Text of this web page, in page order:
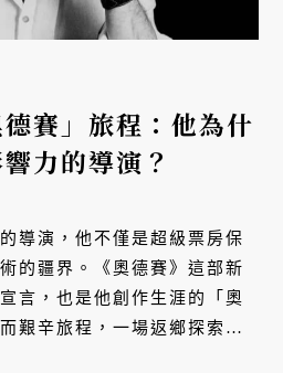
賽」旅程：他為什
力的導演？
導演，他不僅是超級票房保
的疆界。《奧德賽》這部新
言，也是他創作生涯的「奧
艱辛旅程，一場返鄉探索：